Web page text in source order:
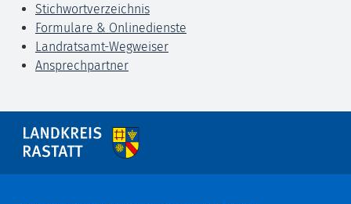
Stichwortverzeichnis
Formulare & Onlinedienste
Landratsamt-Wegweiser
Ansprechpartner